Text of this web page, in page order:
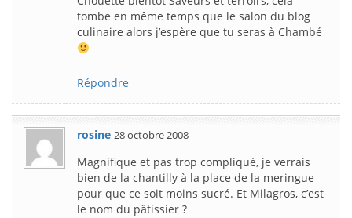
tombe en même temps que le salon du blog
culinaire alors j’espère que tu seras à Chambé
Répondre
rosine 28 octobre 2008
Magnifique et pas trop compliqué, je verrais
bien de la chantilly à la place de la meringue
pour que ce soit moins sucré. Et Milagros, c’est
le nom du pâtissier ?